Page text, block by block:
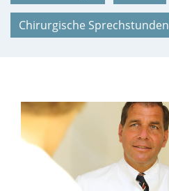
Chirurgische Sprechstunden